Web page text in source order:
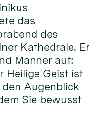
das
des
Kathedrale. Er
Männer auf:
Heilige Geist ist
Augenblick
Sie bewusst